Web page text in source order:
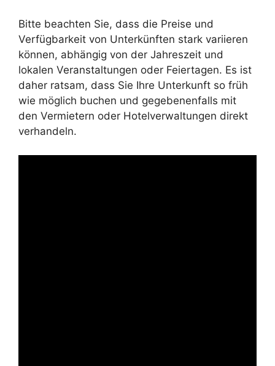
Bitte beachten Sie, dass die Preise und
Verfügbarkeit von Unterkünften stark variieren
können, abhängig von der Jahreszeit und
lokalen Veranstaltungen oder Feiertagen. Es ist
daher ratsam, dass Sie Ihre Unterkunft so früh
wie möglich buchen und gegebenenfalls mit
den Vermietern oder Hotelverwaltungen direkt
verhandeln.